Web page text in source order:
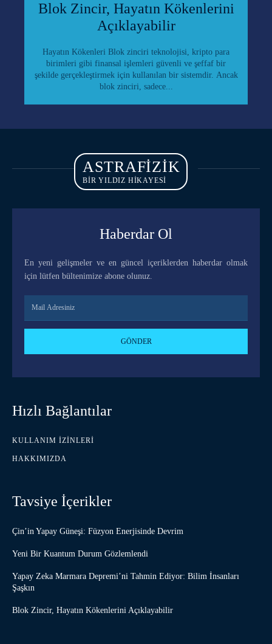
Blok Zincir, Hayatın Kökenlerini
Açıklayabilir
Hayatın Kökenleri Blok zinciri teknolojisi, kripto para
birimleri gibi finansal işlemleri güvenli ve şeffaf bir
şekilde gerçekleştirmek için kullanılan bir sistemdir. Ancak
blok zinciri, sadece...
ASTRAFIZIK
BİR YILDIZ HİKAYESİ
Haberdar Ol
En yeni gelişmeler ve en güncel içeriklerden haberdar olmak
için lütfen bültenimize abone olunuz.
GÖNDER
Hızlı Bağlantılar
KULLANIM İZINLERI
HAKKIMIZDA
Tavsiye İçerikler
Çin’in Yapay Güneşi: Füzyon Enerjisinde Devrim
Yeni Bir Kuantum Durum Gözlemlendi
Yapay Zeka Marmara Depremi’ni Tahmin Ediyor: Bilim İnsanları
Şaşkın
Blok Zincir, Hayatın Kökenlerini Açıklayabilir